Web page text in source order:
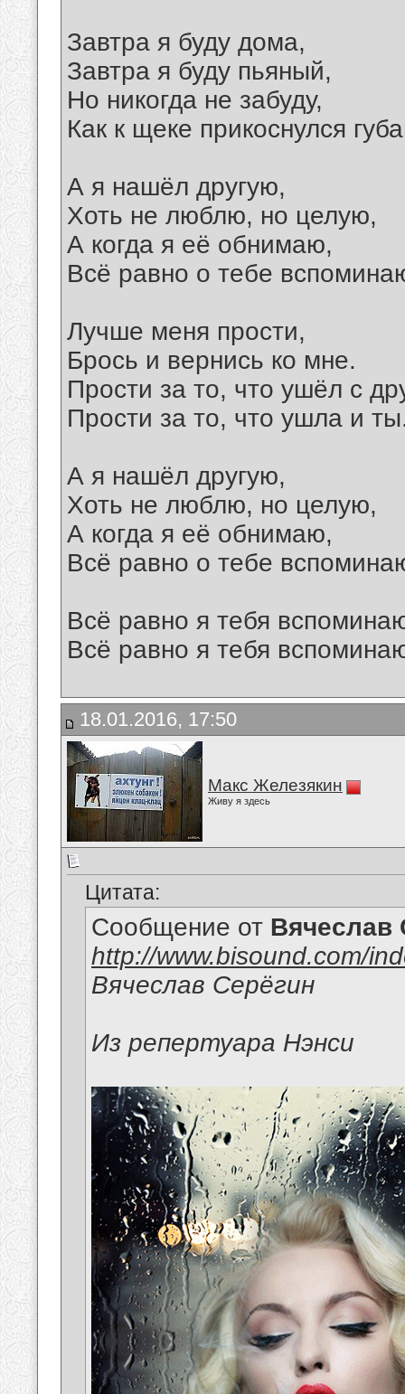
Завтра я буду дома,
Завтра я буду пьяный,
Но никогда не забуду,
Как к щеке прикоснулся
А я нашёл другую,
Хоть не люблю, но целую,
А когда я её обнимаю,
Всё равно о тебе
Лучше меня прости,
Брось и вернись ко мне.
Прости за то, что ушёл с
Прости за то, что ушла и
А я нашёл другую,
Хоть не люблю, но целую,
А когда я её обнимаю,
Всё равно о тебе
Всё равно я тебя
Всё равно я тебя
18.01.2016, 17:50
Макс Железякин
Живу я здесь
Цитата:
Сообщение от Вячеслав
http://www.bisound.com/
Вячеслав Серёгин
Из репертуара Нэнси